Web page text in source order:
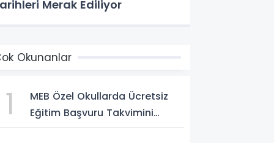
Merak Ediliyor
Okunanlar
1
MEB Özel Okullarda Ücretsiz
Eğitim Başvuru Takvimini